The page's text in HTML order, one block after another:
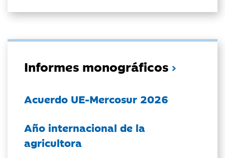
Informes monográficos
Acuerdo UE-Mercosur 2026
Año internacional de la
agricultora